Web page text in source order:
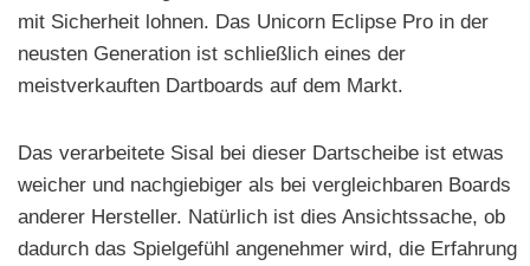
mit Sicherheit lohnen. Das Unicorn Eclipse Pro in der
neusten Generation ist schließlich eines der
meistverkauften Dartboards auf dem Markt.
Das verarbeitete Sisal bei dieser Dartscheibe ist etwas
weicher und nachgiebiger als bei vergleichbaren Boards
anderer Hersteller. Natürlich ist dies Ansichtssache, ob
dadurch das Spielgefühl angenehmer wird, die Erfahrung